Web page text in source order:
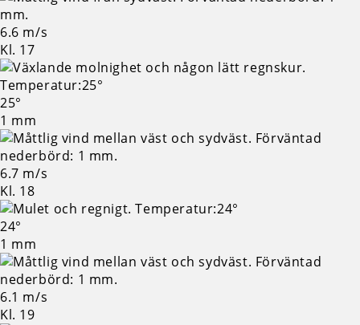
6.6 m/s
Kl. 17
25°
1 mm
6.7 m/s
Kl. 18
24°
1 mm
6.1 m/s
Kl. 19